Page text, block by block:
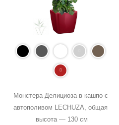
Монстера Делициоза в кашпо с
автополивом LECHUZA, общая
высота — 130 см